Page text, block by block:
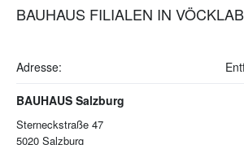
BAUHAUS FILIALEN IN
Adresse:
BAUHAUS Salzburg
Sterneckstraße 47
5020 Salzburg